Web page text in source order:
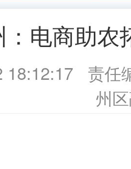
：电商助农
18:12:17
责任
州